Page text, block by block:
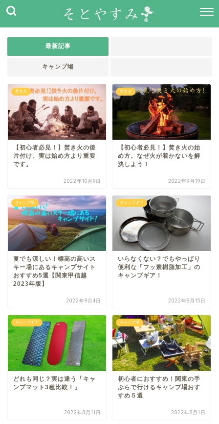
最新記事
キャンプ場
焚き火
【初心者必見！】焚き火の後
片付け。実は始め方より重要
です。
2022年10月9日
焚き火
【初心者必見！】焚き火の始
め方。なぜ火が着かないを解
決しよう！
2022年9月19日
キャンプ場
夏でも涼しい！標高の高いス
キー場にあるキャンプサイト
おすすめ5選【関東甲信越
2023年版】
2022年9月4日
キャンプギア
いらなくない？でもやっぱり
便利な「フッ素樹脂加工」の
キャンプギア！
2022年8月15日
キャンプギア
どれも同じ？実は違う「キャ
ンプマット3種比較！」
2022年8月11日
キャンプ場
初心者におすすめ！関東の手
ぶらで行けるキャンプ場おす
すめ５選
2022年8月1日